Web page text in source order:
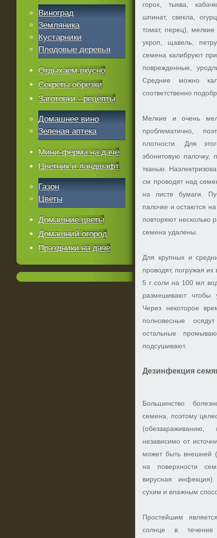
горох, тыква,
шпинат, свекла,
томат, перец),
укроп, щавель,
семена калибруют
поврежденные,
Средние можно
соответственно
Мелкие и очень
проблематично,
плотности. Для
эбонитовую палочку,
тканью.
см проводят над
на листе бумаги.
палочке и остаются
повторяют несколько
семена удалены.
Для крупных и
проводят, погружая
5 г соли на 100 мл
размешивают чтобы
Через некоторое
полновесные
остальные
подсушивают.
Дезинфекция
Большинство
семена, поэтому
независимо от
может быть внешней
на поверхности
вирусная
сухим и влажным
Простейшим
солнце в
Виноград
Земляника
Кустарники
Плодовые деревья
Отдыхаем вкусно
Секреты обрезки
Заготовки - рецепты
Домашнее вино
Зеленая аптека
Мини-ферма на даче
Цветник и ландшафт
Газон
Цветы
Домашние цветы
Домашний огород
Праздники на даче